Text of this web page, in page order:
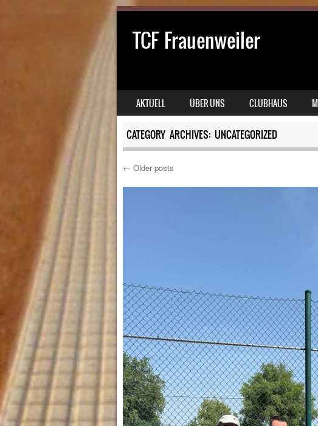
TCF Frauenweiler
MENU
SKIP TO CONTENT
AKTUELL ÜBER UNS CLUBHAUS
CATEGORY ARCHIVES: UNCATEGORIZED
Post navigation
← Older posts